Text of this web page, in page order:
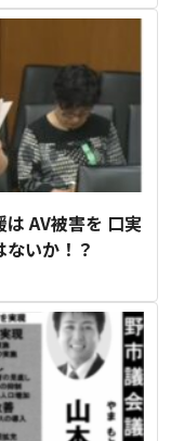
AV被害を 口実
いか！？